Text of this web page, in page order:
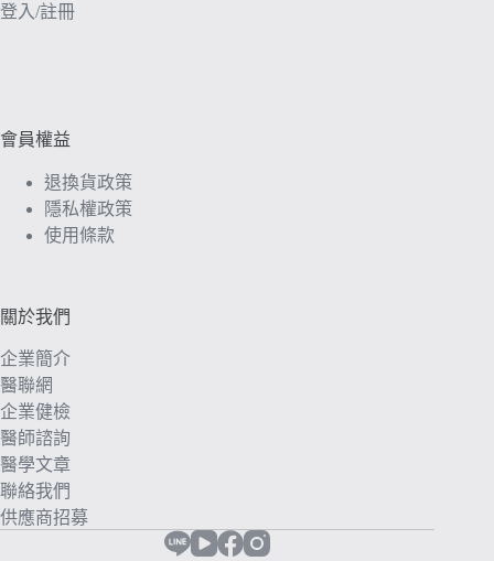
登入/註冊
會員權益
退換貨政策
隱私權政策
使用條款
關於我們
企業簡介
醫聯網
企業健檢
醫師諮詢
醫學文章
聯絡我們
供應商招募